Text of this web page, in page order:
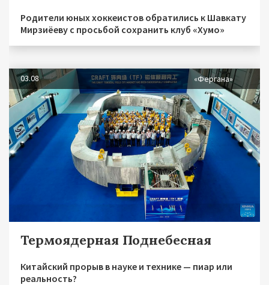
Родители юных хоккеистов обратились к Шавкату
Мирзиёеву с просьбой сохранить клуб «Хумо»
03.08 «Фергана»
Термоядерная Поднебесная
Китайский прорыв в науке и технике — пиар или
реальность?